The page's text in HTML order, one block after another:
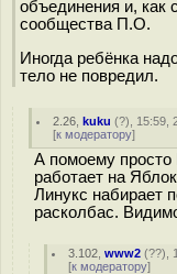
объединения и, как
сообщества П.О.
Иногда ребёнка
тело не повредил.
2.26 ,kuku (?), 15:59,
[к модератору]
А помоему просто
работает на
Линукс набирает
расколбас.
3.102 ,www2 (??),
[к модератору]